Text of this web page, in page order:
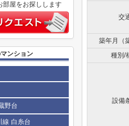
交
築年月（
種別/
設備
屋をお探しします
ンション
野台
線 白糸台